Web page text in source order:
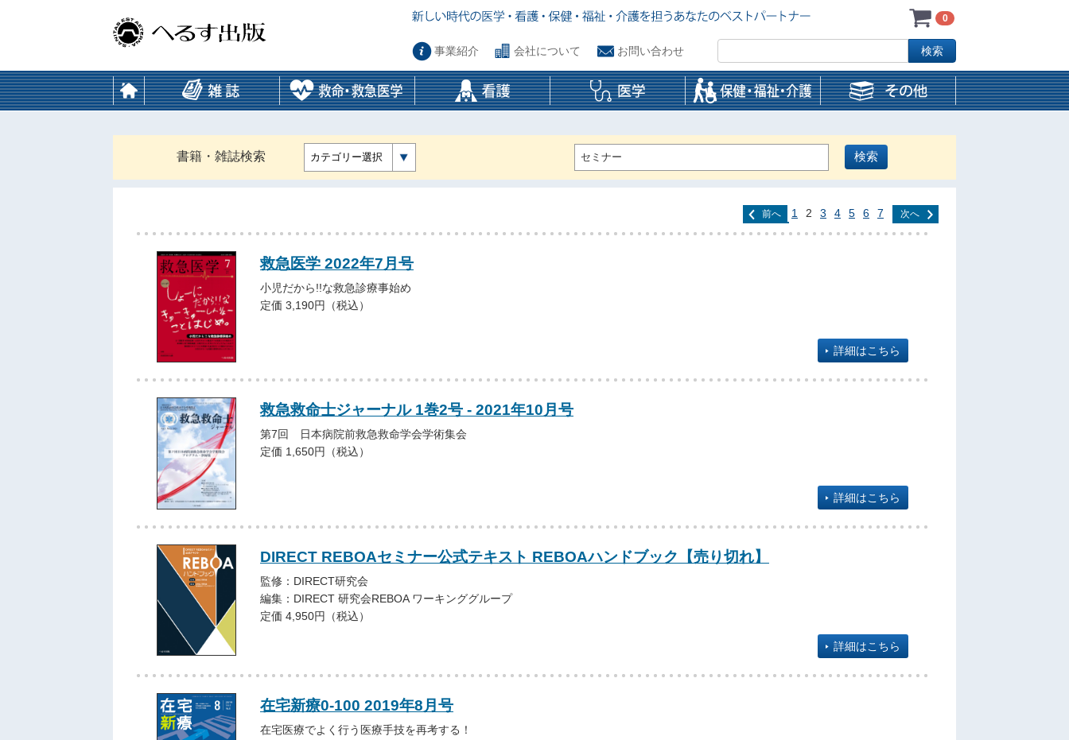
0
事業紹介 会社について お問い合わせ
書籍・雑誌検索 カテゴリー選択
前へ 1 2 3 4 5 6 7 次へ
救急医学 2022年7月号
小児だから!!な救急診療事始め
定価 3,190円（税込）
詳細はこちら
救急救命士ジャーナル 1巻2号 - 2021年10月号
第7回 日本病院前救急救命学会学術集会
定価 1,650円（税込）
詳細はこちら
DIRECT REBOAセミナー公式テキスト REBOAハンドブック【売り切れ】
監修：DIRECT研究会
編集：DIRECT 研究会REBOA ワーキンググループ
定価 4,950円（税込）
詳細はこちら
在宅新療0-100 2019年8月号
在宅医療でよく行う医療手技を再考する！